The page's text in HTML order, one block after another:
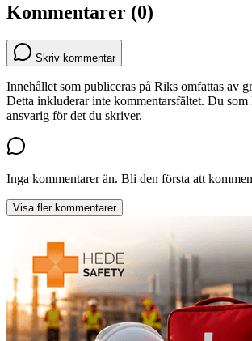
Kommentarer (0)
Skriv kommentar
Innehållet som publiceras på Riks omfattas av
Detta inkluderar inte kommentarsfältet. Du som
ansvarig för det du skriver.
Inga kommentarer än. Bli den första att
Visa fler kommentarer